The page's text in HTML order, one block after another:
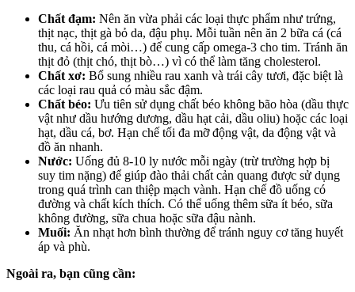
Chất đạm: Nên ăn vừa phải các loại thực phẩm như trứng,
thịt nạc, thịt gà bỏ da, đậu phụ. Mỗi tuần nên ăn 2 bữa cá (cá
thu, cá hồi, cá mòi…) để cung cấp omega-3 cho tim. Tránh ăn
thịt đỏ (thịt chó, thịt bò…) vì có thể làm tăng cholesterol.
Chất xơ: Bổ sung nhiều rau xanh và trái cây tươi, đặc biệt là
các loại rau quả có màu sắc đậm.
Chất béo: Ưu tiên sử dụng chất béo không bão hòa (dầu thực
vật như dầu hướng dương, dầu hạt cải, dầu oliu) hoặc các loại
hạt, dầu cá, bơ. Hạn chế tối đa mỡ động vật, da động vật và
đồ ăn nhanh.
Nước: Uống đủ 8-10 ly nước mỗi ngày (trừ trường hợp bị
suy tim nặng) để giúp đào thải chất cản quang được sử dụng
trong quá trình can thiệp mạch vành. Hạn chế đồ uống có
đường và chất kích thích. Có thể uống thêm sữa ít béo, sữa
không đường, sữa chua hoặc sữa đậu nành.
Muối: Ăn nhạt hơn bình thường để tránh nguy cơ tăng huyết
áp và phù.
Ngoài ra, bạn cũng cần: